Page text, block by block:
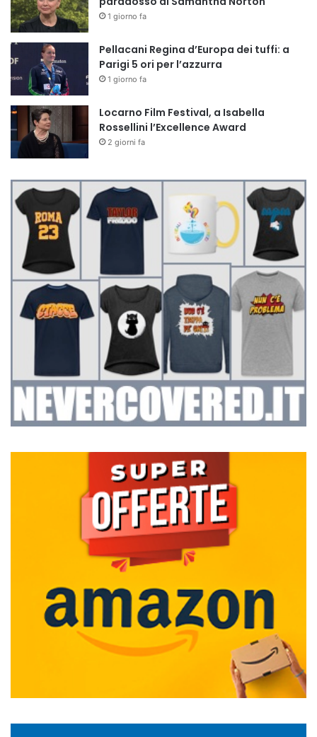
1 giorno fa
Pellacani Regina d’Europa dei tuffi: a
Parigi 5 ori per l’azzurra
1 giorno fa
Locarno Film Festival, a Isabella
Rossellini l’Excellence Award
2 giorni fa